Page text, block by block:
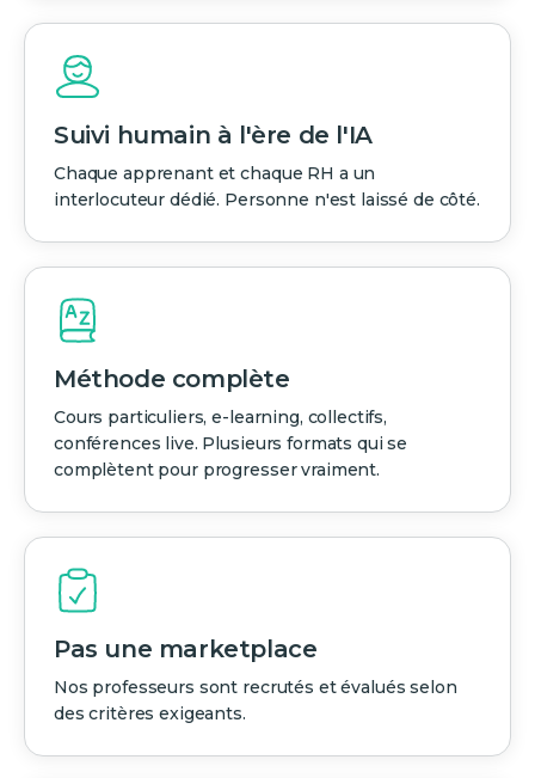
Suivi humain à l'ère de l'IA
Chaque apprenant et chaque RH a un
interlocuteur dédié. Personne n'est laissé de côté.
Méthode complète
Cours particuliers, e-learning, collectifs,
conférences live. Plusieurs formats qui se
complètent pour progresser vraiment.
Pas une marketplace
Nos professeurs sont recrutés et évalués selon
des critères exigeants.